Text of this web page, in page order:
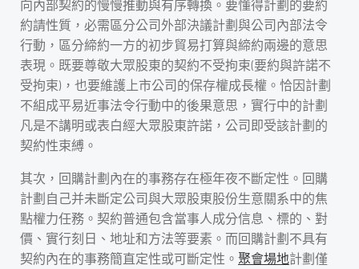
向內部契約的慢慢推動與有序轉換。要懂得計劃的要約
約請性質，必需區分公司外部決議計劃與公司內部法令
行動，區分締約一方的初步貿易打算與締約兩邊的意思
表現。既要尊敬大眾股東的契約不受拘束(要約與許諾不
受拘束)，也要維護上市公司的保存權成長權。恰因計劃
不組成平易近事法令行動中的後果意思，實行中的計劃
凡是不講明或表白經大眾股東許諾，公司即受該計劃的
契約性束縛。
其次，回購計劃內在的事務存在極年夜不斷定性。回購
計劃自己并未斷定公司與大眾股東股份生意關系中的焦
點權力任務。契約普通包含當事人成分信息、標的、對
價、實行刻日、地址和方法等要素。而回購計劃不具有
契約內在的事務簡直定性或可斷定性。 聚會場地計劃僅